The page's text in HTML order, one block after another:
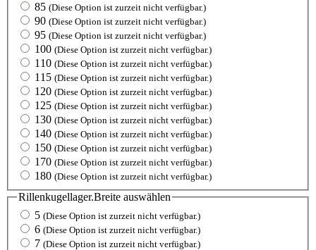
85 (Diese Option ist zurzeit nicht verfügbar.)
90 (Diese Option ist zurzeit nicht verfügbar.)
95 (Diese Option ist zurzeit nicht verfügbar.)
100 (Diese Option ist zurzeit nicht verfügbar.)
110 (Diese Option ist zurzeit nicht verfügbar.)
115 (Diese Option ist zurzeit nicht verfügbar.)
120 (Diese Option ist zurzeit nicht verfügbar.)
125 (Diese Option ist zurzeit nicht verfügbar.)
130 (Diese Option ist zurzeit nicht verfügbar.)
140 (Diese Option ist zurzeit nicht verfügbar.)
150 (Diese Option ist zurzeit nicht verfügbar.)
170 (Diese Option ist zurzeit nicht verfügbar.)
180 (Diese Option ist zurzeit nicht verfügbar.)
Rillenkugellager.Breite auswählen
5 (Diese Option ist zurzeit nicht verfügbar.)
6 (Diese Option ist zurzeit nicht verfügbar.)
7 (Diese Option ist zurzeit nicht verfügbar.)